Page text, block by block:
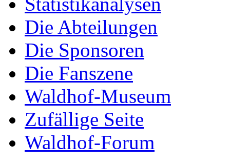
Die Abteilungen
Die Sponsoren
Die Fanszene
Waldhof-Museum
Zufällige Seite
Waldhof-Forum